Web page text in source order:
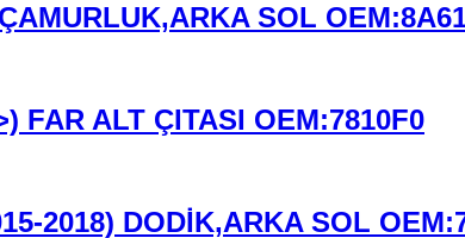
SOL
FAR ALT ÇITASI OEM:7810F0
2018) DODİK,ARKA SOL